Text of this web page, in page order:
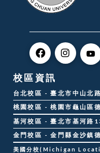
校區資訊
台北校區 - 臺北市中山
桃園校區 - 桃園市龜山
基河校區 - 臺北市基河
金門校區 - 金門縣金沙
美國分校(Michigan